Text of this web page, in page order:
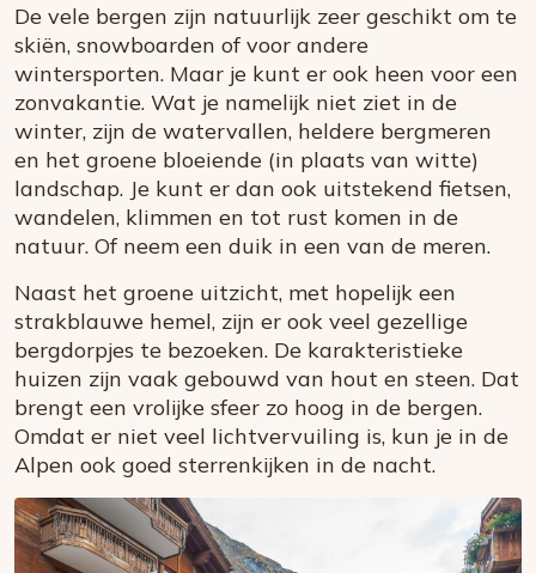
De vele bergen zijn natuurlijk zeer geschikt om te
skiën, snowboarden of voor andere
wintersporten. Maar je kunt er ook heen voor een
zonvakantie. Wat je namelijk niet ziet in de
winter, zijn de watervallen, heldere bergmeren
en het groene bloeiende (in plaats van witte)
landschap. Je kunt er dan ook uitstekend fietsen,
wandelen, klimmen en tot rust komen in de
natuur. Of neem een duik in een van de meren.
Naast het groene uitzicht, met hopelijk een
strakblauwe hemel, zijn er ook veel gezellige
bergdorpjes te bezoeken. De karakteristieke
huizen zijn vaak gebouwd van hout en steen. Dat
brengt een vrolijke sfeer zo hoog in de bergen.
Omdat er niet veel lichtvervuiling is, kun je in de
Alpen ook goed sterrenkijken in de nacht.